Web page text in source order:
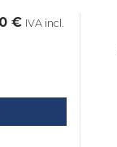
€ IVA incl.